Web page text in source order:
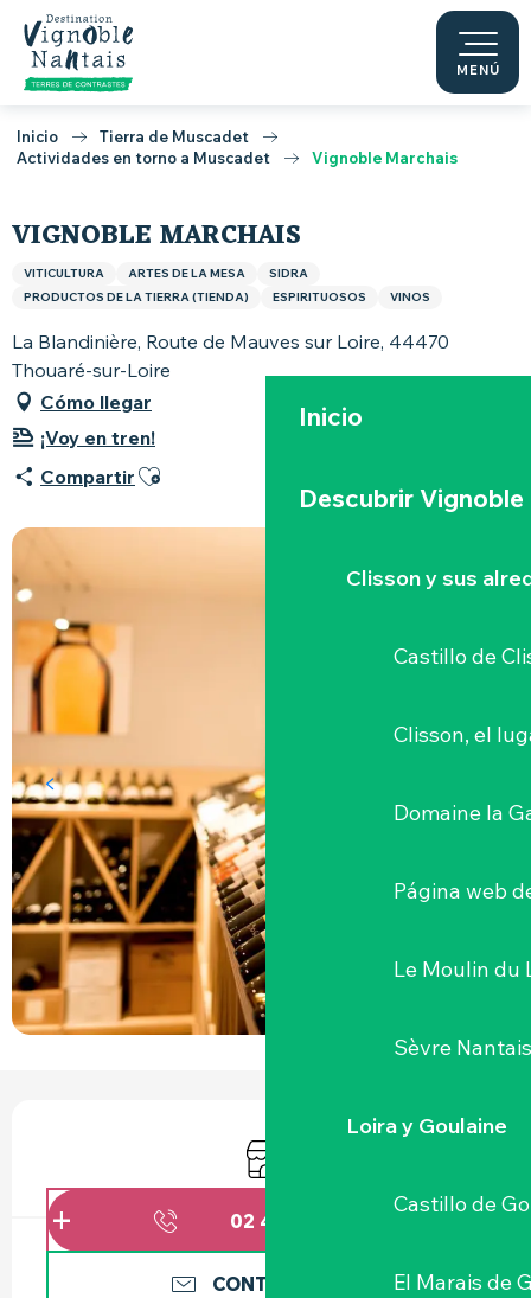
Aller
contenu
principal
MENÚ
Inicio
Descubrir Vignoble
Clisson y sus
Castillo de
Clisson, el
Domaine la
Página web
Le Moulin du
Sèvre
Loira y Goulaine
Castillo de
El Marais de
Inicio
Tierra de Muscadet
Actividades en torno a Muscadet
Vignoble Marchais
VIGNOBLE MARCHAIS
VITICULTURA ARTES DE LA MESA
SIDRA
PRODUCTOS DE LA TIERRA (TIENDA)
ESPIRITUOSOS VINOS
La Blandinière, Route de Mauves sur Loire, 44470
Thouaré-sur-Loire
Cómo llegar
¡Voy en tren!
Compartir Ajouter aux favoris
HORARIOS Y DATOS DE CONTACTO
Tienda
02 40 03 79
CONTÁCTENOS